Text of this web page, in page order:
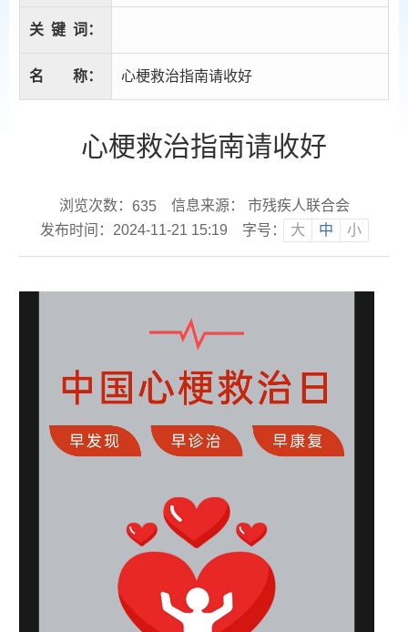
关 键 词：
名 称： 心梗救治指南请收好
心梗救治指南请收好
浏览次数： 635
信息来源： 市残疾人联合会
发布时间：2024-11-21 15:19
字号： 大 中 小